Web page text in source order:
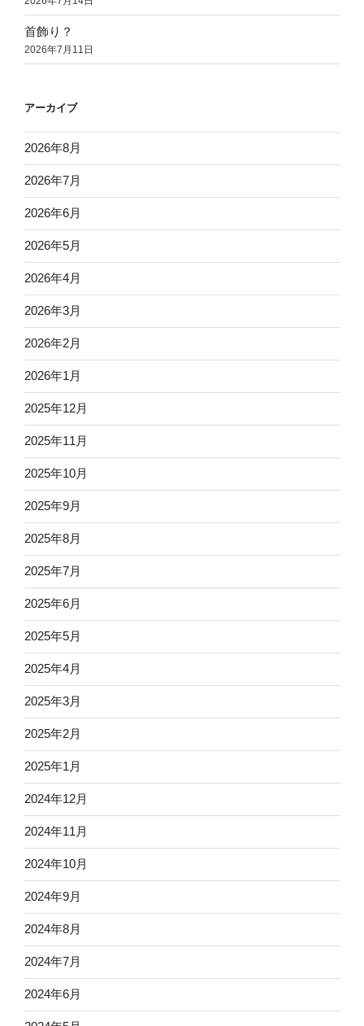
首飾り？
2026年7月11日
アーカイブ
2026年8月
2026年7月
2026年6月
2026年5月
2026年4月
2026年3月
2026年2月
2026年1月
2025年12月
2025年11月
2025年10月
2025年9月
2025年8月
2025年7月
2025年6月
2025年5月
2025年4月
2025年3月
2025年2月
2025年1月
2024年12月
2024年11月
2024年10月
2024年9月
2024年8月
2024年7月
2024年6月